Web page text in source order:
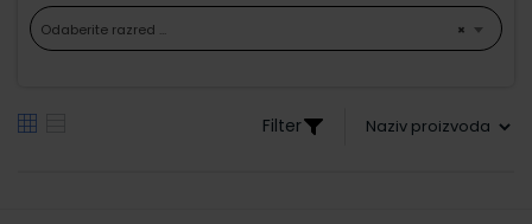
×
Odaberite razred ...
Filter